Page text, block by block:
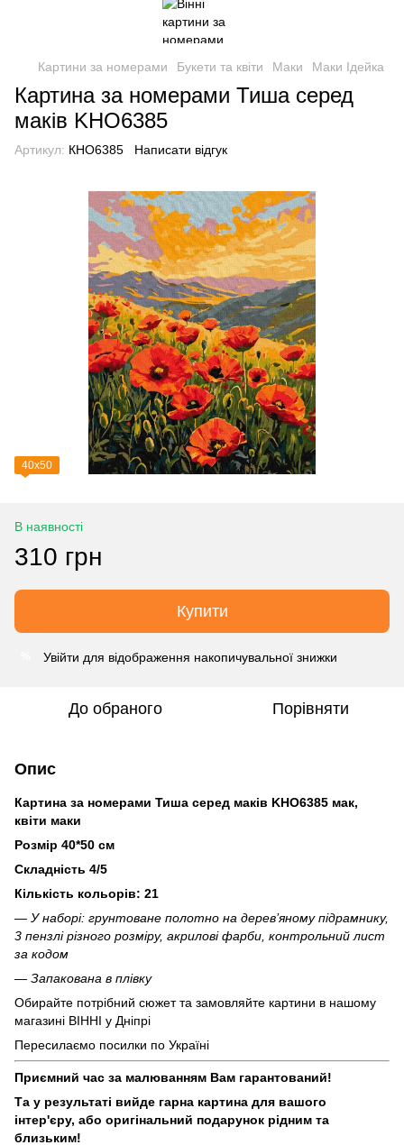
Картини за номерами Букети та квіти Маки Маки Ідейка
Картина за номерами Тиша серед
маків KHO6385
Артикул: КНО6385 Написати відгук
40х50
В наявності
310 грн
Купити
Увійти для відображення накопичувальної знижки
До обраного Порівняти
Опис
Картина за номерами Тиша серед маків KHO6385 мак,
квіти маки
Розмір 40*50 см
Складність 4/5
Кількість кольорів: 21
— У наборі: грунтоване полотно на дерев’яному підрамнику,
3 пензлі різного розміру, акрилові фарби, контрольний лист
за кодом
— Запакована в плівку
Обирайте потрібний сюжет та замовляйте картини в нашому
магазині ВІННІ у Дніпрі
Пересилаємо посилки по Україні
Приємний час за малюванням Вам гарантований!
Та у результаті вийде гарна картина для вашого
інтер'єру, або оригінальний подарунок рідним та
близьким!